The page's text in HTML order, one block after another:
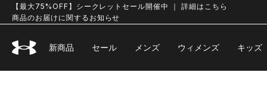
【最大75%OFF】シークレットセール開催中 ｜ 詳細はこちら
商品のお届けに関するお知らせ
新商品 セール メンズ ウィメンズ キッズ